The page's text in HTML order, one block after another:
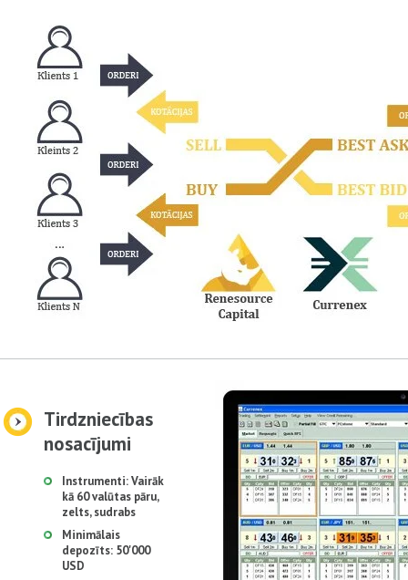
Tirdzniecības
nosacījumi
Instrumenti: Vairāk
kā 60 valūtas pāru,
zelts, sudrabs
Minimālais
depozīts: 50'000
USD